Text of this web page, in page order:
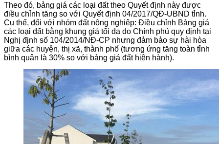
Theo đó, bảng giá các loại đất theo Quyết định này được
điều chỉnh tăng so với Quyết định 04/2017/QĐ-UBND tỉnh.
Cụ thể, đối với nhóm đất nông nghiệp: Điều chỉnh Bảng giá
các loại đất bằng khung giá tối đa do Chính phủ quy định tại
Nghị định số 104/2014/NĐ-CP nhưng đảm bảo sự hài hòa
giữa các huyện, thị xã, thành phố (tương ứng tăng toàn tỉnh
bình quân là 30% so với bảng giá đất hiện hành).